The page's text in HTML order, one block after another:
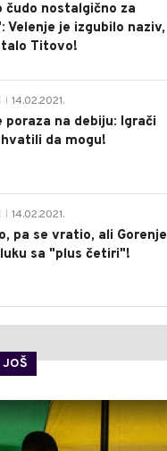
nostalgično za
Velenje je izgubilo naziv,
Titovo!
14.02.2021.
poraza na debiju: Igrači
da mogu!
14.02.2021.
pa se vratio, ali Gorenje
sa "plus četiri"!
JOŠ